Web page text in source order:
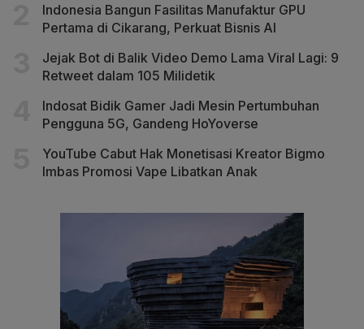
Indonesia Bangun Fasilitas Manufaktur GPU
Pertama di Cikarang, Perkuat Bisnis AI
Jejak Bot di Balik Video Demo Lama Viral Lagi: 9
Retweet dalam 105 Milidetik
Indosat Bidik Gamer Jadi Mesin Pertumbuhan
Pengguna 5G, Gandeng HoYoverse
YouTube Cabut Hak Monetisasi Kreator Bigmo
Imbas Promosi Vape Libatkan Anak